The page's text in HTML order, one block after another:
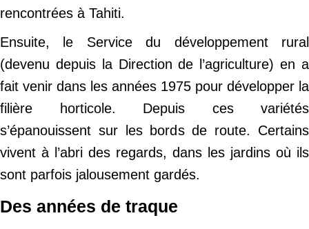
rencontrées à Tahiti.
Ensuite, le Service du développement rural
(devenu depuis la Direction de l’agriculture) en a
fait venir dans les années 1975 pour développer la
filière horticole. Depuis ces variétés
s’épanouissent sur les bords de route. Certains
vivent à l’abri des regards, dans les jardins où ils
sont parfois jalousement gardés.
Des années de traque